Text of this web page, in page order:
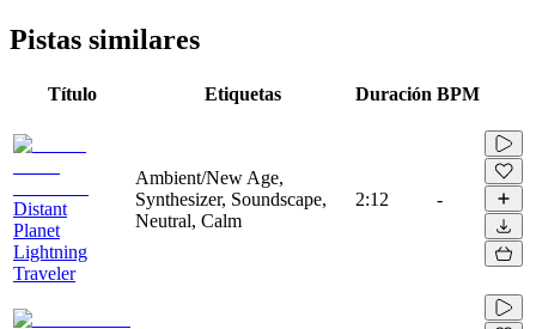
Pistas similares
Título Etiquetas Duración BPM
Distant
Planet
Lightning
Traveler
Ambient/New Age,
Synthesizer, Soundscape,
Neutral, Calm
2:12 -